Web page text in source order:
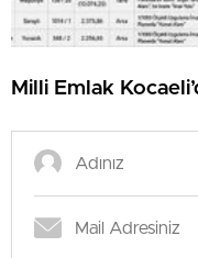
Milli Emlak